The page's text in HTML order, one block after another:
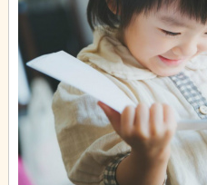
葉山校（長崎市
長与校（西彼杵